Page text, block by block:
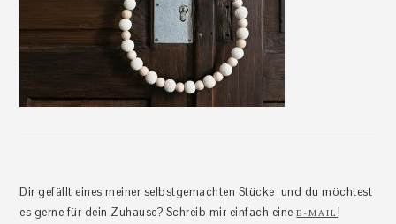
Dir gefällt eines meiner selbstgemachten Stücke und du möchtest
es gerne für dein Zuhause? Schreib mir einfach eineE-MAIL!